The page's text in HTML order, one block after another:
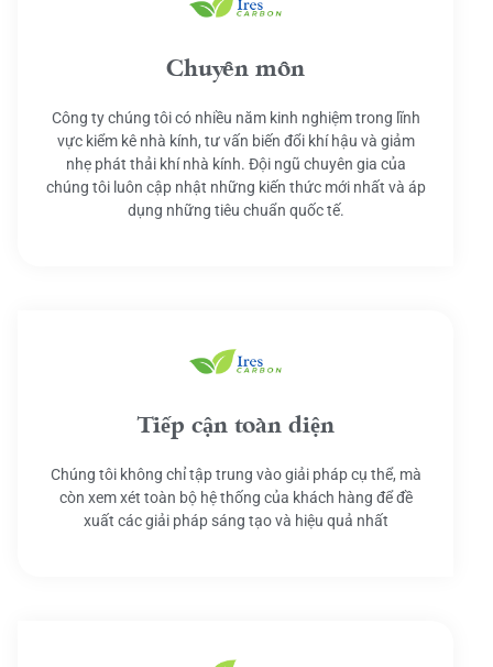
Chuyên môn
Công ty chúng tôi có nhiều năm kinh nghiệm trong lĩnh
vực kiểm kê nhà kính, tư vấn biến đổi khí hậu và giảm
nhẹ phát thải khí nhà kính. Đội ngũ chuyên gia của
chúng tôi luôn cập nhật những kiến thức mới nhất và áp
dụng những tiêu chuẩn quốc tế.
Tiếp cận toàn diện
Chúng tôi không chỉ tập trung vào giải pháp cụ thể, mà
còn xem xét toàn bộ hệ thống của khách hàng để đề
xuất các giải pháp sáng tạo và hiệu quả nhất